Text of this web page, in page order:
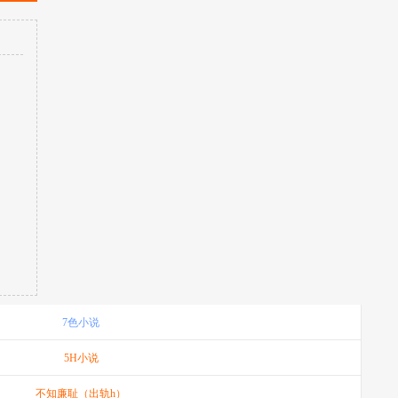
7色小说
5H小说
不知廉耻（出轨h）